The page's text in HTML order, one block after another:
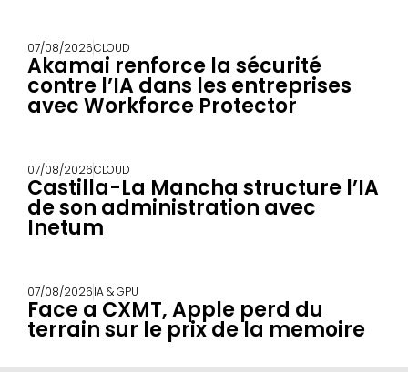
07/08/2026CLOUD
Akamai renforce la sécurité
contre l’IA dans les entreprises
avec Workforce Protector
07/08/2026CLOUD
Castilla-La Mancha structure l’IA
de son administration avec
Inetum
07/08/2026IA & GPU
Face a CXMT, Apple perd du
terrain sur le prix de la memoire